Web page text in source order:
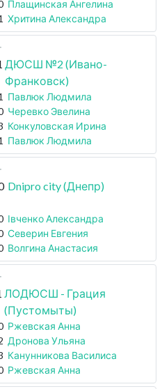
Плащинская Ангелина
Хритина Александра
ДЮСШ №2 (Ивано-
Франковск)
Павлюк Людмила
Черевко Эвелина
Конкуловская Ирина
Павлюк Людмила
Dnipro city (Днепр)
Івченко Александра
Северин Евгения
Волгина Анастасия
ЛОДЮСШ - Грация
(Пустомыты)
Ржевская Анна
Дронова Ульяна
Канунникова Василиса
Ржевская Анна